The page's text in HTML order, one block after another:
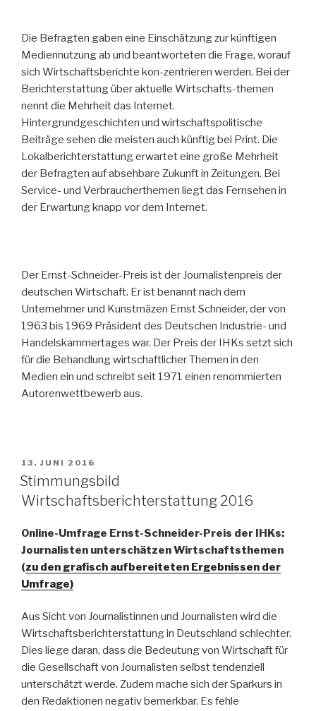
Die Befragten gaben eine Einschätzung zur künftigen
Mediennutzung ab und beantworteten die Frage, worauf
sich Wirtschaftsberichte kon-zentrieren werden. Bei der
Berichterstattung über aktuelle Wirtschafts-themen
nennt die Mehrheit das Internet.
Hintergrundgeschichten und wirtschaftspolitische
Beiträge sehen die meisten auch künftig bei Print. Die
Lokalberichterstattung erwartet eine große Mehrheit
der Befragten auf absehbare Zukunft in Zeitungen. Bei
Service- und Verbraucherthemen liegt das Fernsehen in
der Erwartung knapp vor dem Internet.
Der Ernst-Schneider-Preis ist der Journalistenpreis der
deutschen Wirtschaft. Er ist benannt nach dem
Unternehmer und Kunstmäzen Ernst Schneider, der von
1963 bis 1969 Präsident des Deutschen Industrie- und
Handelskammertages war. Der Preis der IHKs setzt sich
für die Behandlung wirtschaftlicher Themen in den
Medien ein und schreibt seit 1971 einen renommierten
Autorenwettbewerb aus.
VERÖFFENTLICHT
AM
13. JUNI 2016
Stimmungsbild
Wirtschaftsberichterstattung 2016
Online-Umfrage Ernst-Schneider-Preis der IHKs:
Journalisten unterschätzen Wirtschaftsthemen
(zu den grafisch aufbereiteten Ergebnissen der
Umfrage)
Aus Sicht von Journalistinnen und Journalisten wird die
Wirtschaftsberichterstattung in Deutschland schlechter.
Dies liege daran, dass die Bedeutung von Wirtschaft für
die Gesellschaft von Journalisten selbst tendenziell
unterschätzt werde. Zudem mache sich der Spar­kurs in
den Redaktionen negativ bemerkbar. Es fehle